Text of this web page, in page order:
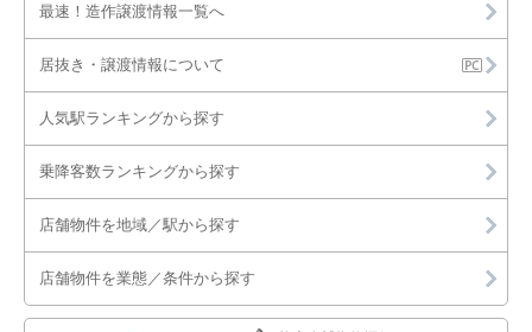
最速！造作譲渡情報一覧へ
居抜き・譲渡情報について
人気駅ランキングから探す
乗降客数ランキングから探す
店舗物件を地域／駅から探す
店舗物件を業態／条件から探す